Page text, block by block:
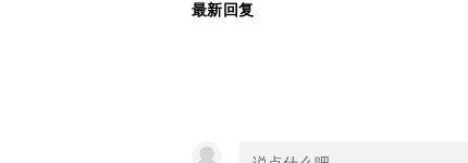
最新回复